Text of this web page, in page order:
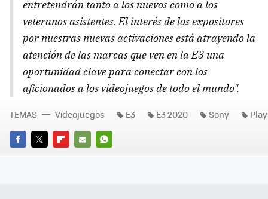
entretendrán tanto a los nuevos como a los
veteranos asistentes. El interés de los expositores
por nuestras nuevas activaciones está atrayendo la
atención de las marcas que ven en la E3 una
oportunidad clave para conectar con los
aficionados a los videojuegos de todo el mundo".
FACEBOOK
TWITTERFLIPBOARD
E-
WHATSAPP
TEMAS Videojuegos E3 E3 2020 Sony